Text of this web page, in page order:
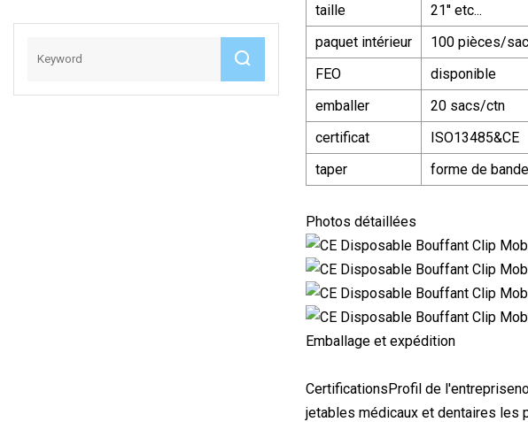
taille
21'' etc...
paquet intérieur
100 pièces/sac
FEO
disponible
emballer
20 sacs/ctn
certificat
ISO13485&CE
taper
forme de
Photos détaillées
Emballage et expédition
CertificationsProfil de
jetables médicaux et dentaires les